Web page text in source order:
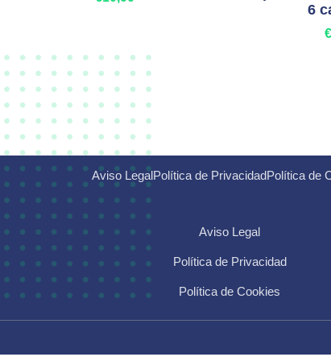
6
€
Aviso LegalPolítica de PrivacidadPolítica de
Aviso Legal
Política de Privacidad
Política de Cookies